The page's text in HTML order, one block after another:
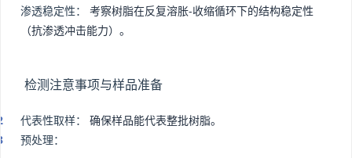
渗透稳定性：
考察树脂在反复溶胀-收缩循环下的结构稳定性
（抗渗透冲击能力）。
检测注意事项与样品准备
代表性取样：
确保样品能代表整批树脂。
预处理：